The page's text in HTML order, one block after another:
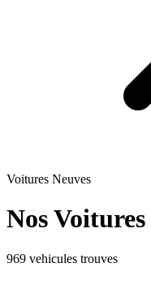
Voitures Neuves
Nos Voitures
969 vehicules trouves